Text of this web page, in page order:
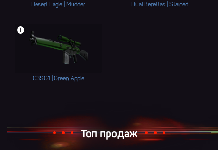
Desert Eagle | Mudder Dual Berettas | Stained
i
G3SG1 | Green Apple
Топ продаж